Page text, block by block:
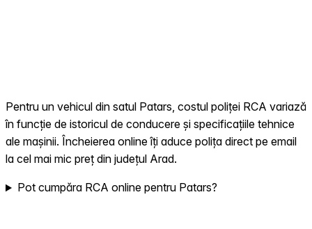
Pentru un vehicul din satul Patars, costul poliței RCA variază
în funcție de istoricul de conducere și specificațiile tehnice
ale mașinii. Încheierea online îți aduce polița direct pe email
la cel mai mic preț din județul Arad.
Pot cumpăra RCA online pentru Patars?